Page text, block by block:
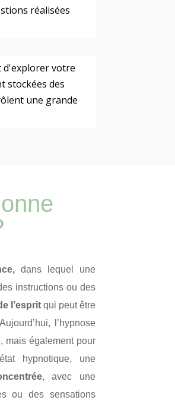
réalisées
d'explorer votre
stockées des
une grande
dans lequel une
instructions ou des
l’espritqui peut être
l’hypnose
, mais également pour
hypnotique, une
, avec une
ou des sensations